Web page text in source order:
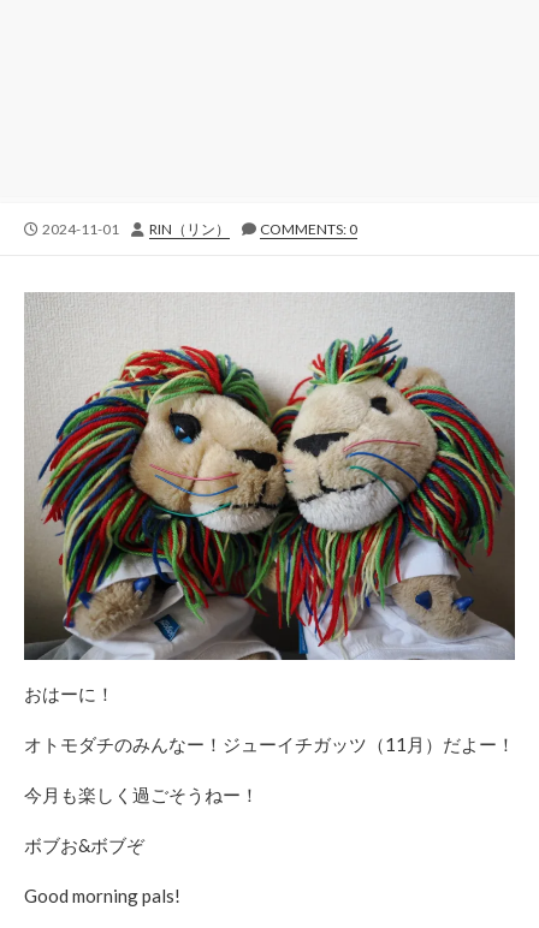
公
2024-11-01
投
RIN（リン） COMMENTS: 0
おはーに！
オトモダチのみんなー！ジューイチガッツ（11月）だよー！
今月も楽しく過ごそうねー！
ボブお&ボブぞ
Good morning pals!